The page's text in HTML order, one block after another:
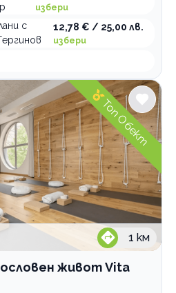
избери
с
12,78 € / 25,00 лв.
избери
живот Vita Rama
1 км
живот Vita
Топ Обект